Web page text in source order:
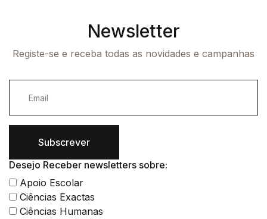
Newsletter
Registe-se e receba todas as novidades e campanhas
Subscrever
Desejo Receber newsletters sobre:
Apoio Escolar
Ciências Exactas
Ciências Humanas